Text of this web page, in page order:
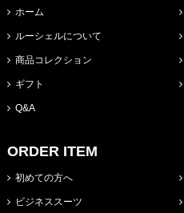
ホーム
ルーシェルについて
商品コレクション
ギフト
Q&A
ORDER ITEM
初めての方へ
ビジネススーツ